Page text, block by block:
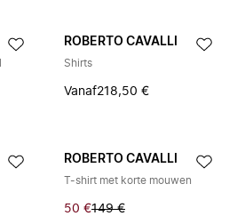
ROBERTO CAVALLI
Shirts
Vanaf218,50 €
ROBERTO CAVALLI
T-shirt met korte mouwen
50 €149 €